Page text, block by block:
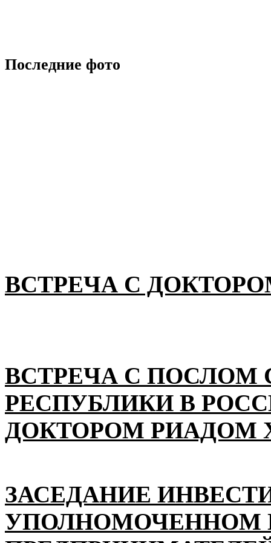
Последние фото
ВСТРЕЧА С
ВСТРЕЧА С ПОСЛОМ
РЕСПУБЛИКИ В
ДОКТОРОМ РИАДОМ
ЗАСЕДАНИЕ
УПОЛНОМОЧЕННОМ